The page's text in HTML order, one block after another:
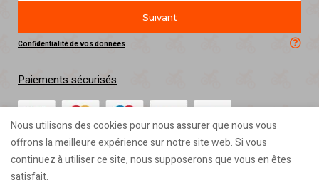
Suivant
Confidentialité de vos données
♥ Ovooro s’engage à améliorer les sorties et les déplacements des
petits et des grands riders en concevant des produits funs, originaux,
Paiements sécurisés
Nous utilisons des cookies pour nous assurer que nous vous
offrons la meilleure expérience sur notre site web. Si vous
continuez à utiliser ce site, nous supposerons que vous en êtes
satisfait.